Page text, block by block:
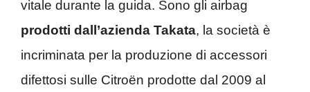
vitale durante la guida. Sono gli airbag
prodotti dall’azienda Takata, la società è
incriminata per la produzione di accessori
difettosi sulle Citroën prodotte dal 2009 al